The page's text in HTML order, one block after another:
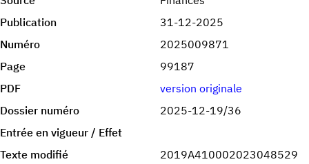
Publication
31-12-2025
Numéro
2025009871
Page
99187
PDF
version originale
Dossier numéro
2025-12-19/36
Entrée en vigueur / Effet
Texte modifié
2019A410002023048529